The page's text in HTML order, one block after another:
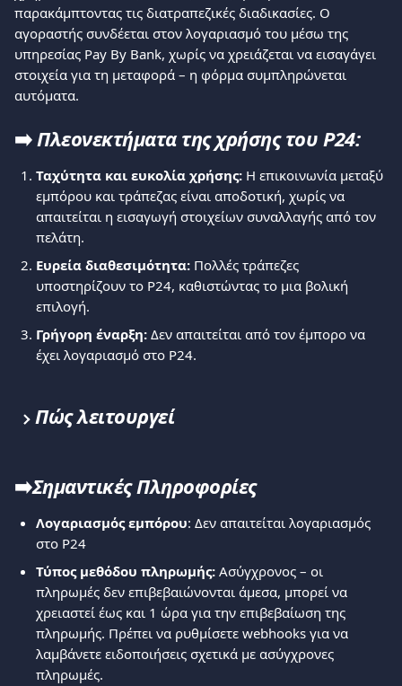
παρακάμπτοντας τις διατραπεζικές διαδικασίες. Ο
αγοραστής συνδέεται στον λογαριασμό του μέσω της
υπηρεσίας Pay By Bank, χωρίς να χρειάζεται να εισαγάγει
στοιχεία για τη μεταφορά – η φόρμα συμπληρώνεται
αυτόματα.
➡️ Πλεονεκτήματα της χρήσης του P24:
Ταχύτητα και ευκολία χρήσης: Η επικοινωνία μεταξύ
εμπόρου και τράπεζας είναι αποδοτική, χωρίς να
απαιτείται η εισαγωγή στοιχείων συναλλαγής από τον
πελάτη.
Ευρεία διαθεσιμότητα: Πολλές τράπεζες
υποστηρίζουν το P24, καθιστώντας το μια βολική
επιλογή.
Γρήγορη έναρξη: Δεν απαιτείται από τον έμπορο να
έχει λογαριασμό στο P24.
Πώς λειτουργεί
➡️Σημαντικές Πληροφορίες
Λογαριασμός εμπόρου: Δεν απαιτείται λογαριασμός
στο P24
Τύπος μεθόδου πληρωμής: Ασύγχρονος – οι
πληρωμές δεν επιβεβαιώνονται άμεσα, μπορεί να
χρειαστεί έως και 1 ώρα για την επιβεβαίωση της
πληρωμής. Πρέπει να ρυθμίσετε webhooks για να
λαμβάνετε ειδοποιήσεις σχετικά με ασύγχρονες
πληρωμές.